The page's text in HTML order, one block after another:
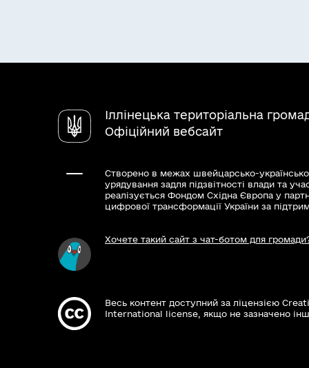
Іллінецька територіальна
Офіційний вебсайт
Створено в межах швейцарсько-
урядування задля підзвітності влади та
реалізується Фондом Східна Європа у
цифрової трансформації України за
Хочете такий сайт з чат-ботом для
Весь контент доступний за ліцензією
International license, якщо не зазначено